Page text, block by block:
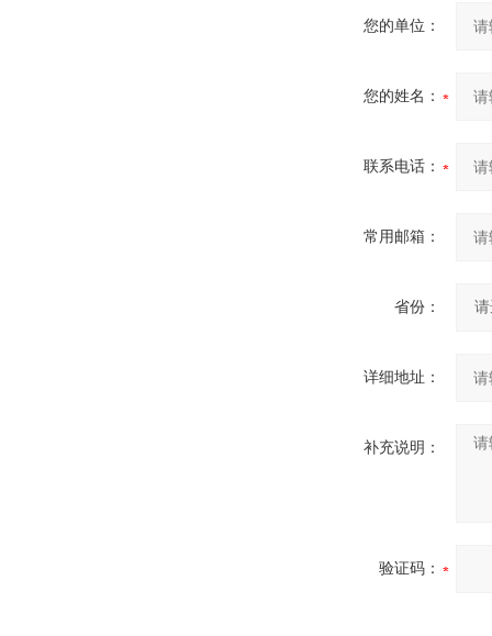
您的单位：
您的姓名：
联系电话：
常用邮箱：
省份：
详细地址：
补充说明：
验证码：